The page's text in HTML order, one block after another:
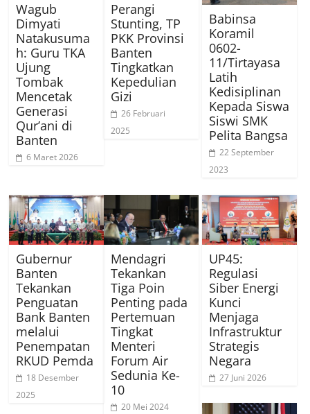
Wagub
Dimyati
Natakusuma
h: Guru TKA
Ujung
Tombak
Mencetak
Generasi
Qur’ani di
Banten
6 Maret 2026
Perangi
Stunting, TP
PKK Provinsi
Banten
Tingkatkan
Kepedulian
Gizi
26 Februari
2025
Babinsa
Koramil
0602-
11/Tirtayasa
Latih
Kedisiplinan
Kepada Siswa
Siswi SMK
Pelita Bangsa
22 September
2023
Gubernur
Banten
Tekankan
Penguatan
Bank Banten
melalui
Penempatan
RKUD Pemda
18 Desember
2025
Mendagri
Tekankan
Tiga Poin
Penting pada
Pertemuan
Tingkat
Menteri
Forum Air
Sedunia Ke-
10
20 Mei 2024
UP45:
Regulasi
Siber Energi
Kunci
Menjaga
Infrastruktur
Strategis
Negara
27 Juni 2026